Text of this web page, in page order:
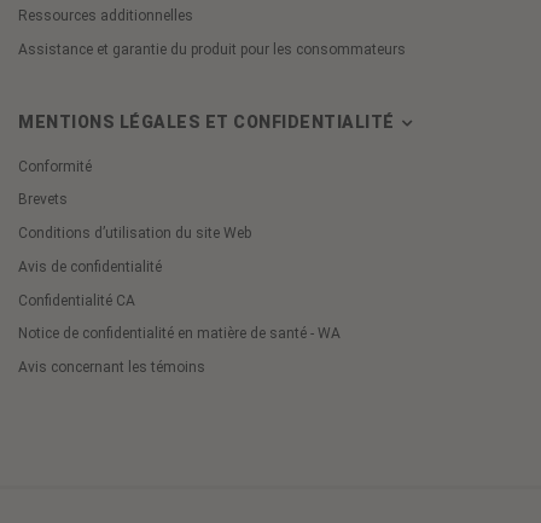
Ressources additionnelles
Assistance et garantie du produit pour les consommateurs
MENTIONS LÉGALES ET CONFIDENTIALITÉ
Conformité
Brevets
Conditions d’utilisation du site Web
Avis de confidentialité
Confidentialité CA
Notice de confidentialité en matière de santé - WA
Avis concernant les témoins